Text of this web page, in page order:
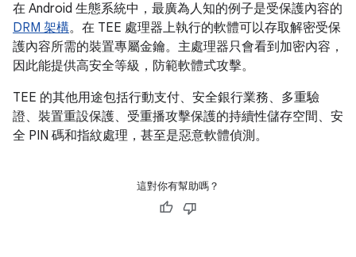
在 Android 生態系統中，最廣為人知的例子是受保護內容的
DRM 架構。在 TEE 處理器上執行的軟體可以存取解密受保
護內容所需的裝置專屬金鑰。主處理器只會看到加密內容，
因此能提供高安全等級，防範軟體式攻擊。
TEE 的其他用途包括行動支付、安全銀行業務、多重驗
證、裝置重設保護、受重播攻擊保護的持續性儲存空間、安
全 PIN 碼和指紋處理，甚至是惡意軟體偵測。
這對你有幫助嗎？